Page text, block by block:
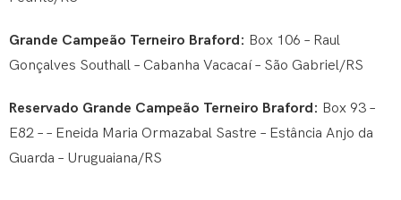
Grande Campeão Terneiro Braford: Box 106 – Raul
Gonçalves Southall – Cabanha Vacacaí – São Gabriel/RS
Reservado Grande Campeão Terneiro Braford: Box 93 –
E82 – – Eneida Maria Ormazabal Sastre – Estância Anjo da
Guarda – Uruguaiana/RS